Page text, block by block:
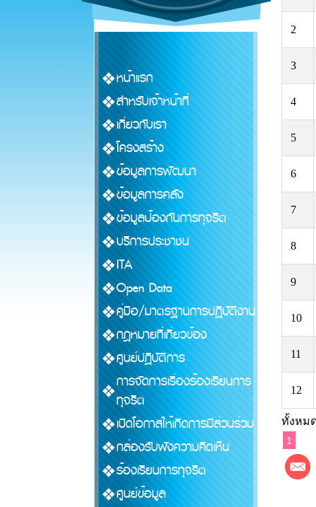
หน้าแรก
สำหรับเจ้าหน้าที่
เกี่ยวกับเรา
โครงสร้าง
ข้อมูลการพัฒนา
ข้อมูลการคลัง
ข้อมูลป้องกันการทุจริต
บริการประชาชน
ITA
Open Data
คู่มือ/มาตรฐานการปฏิบัติงาน
กฎหมายที่เกี่ยวข้อง
ศูนย์ปฏิบัติการ
การจัดการเรื่องร้องเรียนการ
ทุจริต
เปิดโอกาสให้เกิดการมีส่วนร่วม
กล่องรับฟังความคิดเห็น
ร้องเรียนการทุจริต
ศูนย์ข้อมูล
2
3
4
5
6
7
8
9
10
11
12
ทั้งหม
1